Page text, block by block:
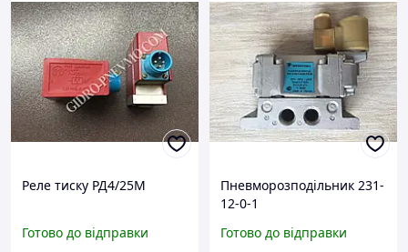
Реле тиску РД4/25М
Готово до відправки
Пневморозподільник 231-
12-0-1
Готово до відправки